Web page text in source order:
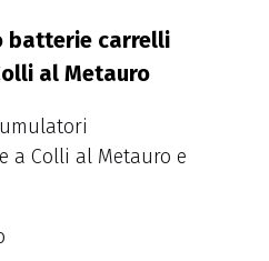
batterie carrelli
al Metauro
a Colli al Metauro e